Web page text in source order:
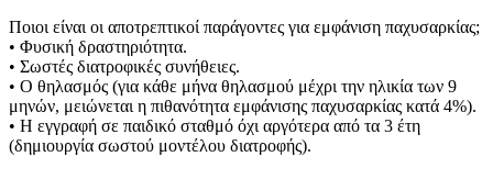
Ποιοι είναι οι αποτρεπτικοί παράγοντες για εμφάνιση παχυσαρκίας;
• Φυσική δραστηριότητα.
• Σωστές διατροφικές συνήθειες.
• Ο θηλασμός (για κάθε μήνα θηλασμού μέχρι την ηλικία των 9
μηνών, μειώνεται η πιθανότητα εμφάνισης παχυσαρκίας κατά 4%).
• Η εγγραφή σε παιδικό σταθμό όχι αργότερα από τα 3 έτη
(δημιουργία σωστού μοντέλου διατροφής).